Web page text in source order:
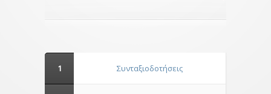
1 Συνταξιοδοτήσεις